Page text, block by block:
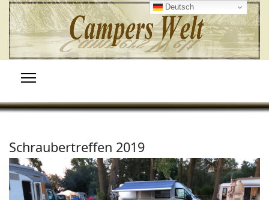
Deutsch
Schraubertreffen 2019